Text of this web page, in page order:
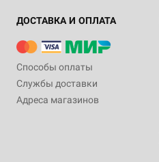
ДОСТАВКА И ОПЛАТА
Способы оплаты
Службы доставки
Адреса магазинов